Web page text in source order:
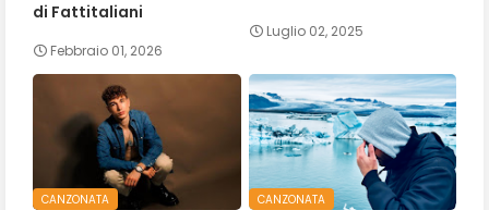
di Fattitaliani
Febbraio 01, 2026
Luglio 02, 2025
CANZONATA CANZONATA